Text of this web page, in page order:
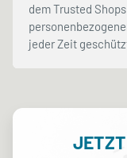
dem Trusted
jeder Zeit